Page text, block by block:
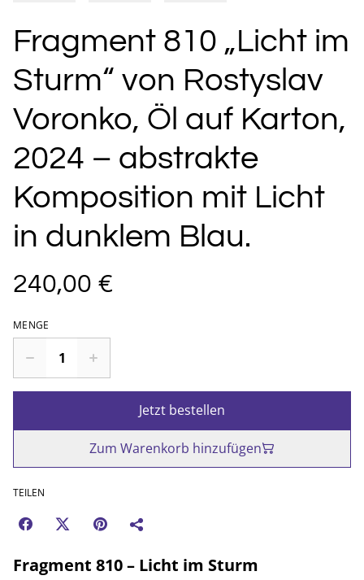
Fragment 810 „Licht im
Sturm“ von Rostyslav
Voronko, Öl auf Karton,
2024 – abstrakte
Komposition mit Licht
in dunklem Blau.
240,00 €
MENGE
Jetzt bestellen
Zum Warenkorb hinzufügen
TEILEN
Fragment 810 – Licht im Sturm